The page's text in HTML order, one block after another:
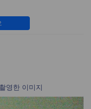
영한 이미지